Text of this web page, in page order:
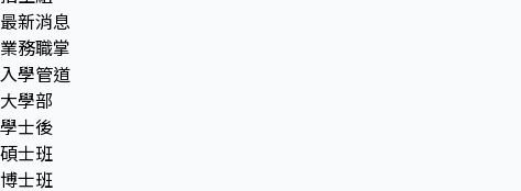
最新消息
業務職掌
入學管道
大學部
學士後
碩士班
博士班